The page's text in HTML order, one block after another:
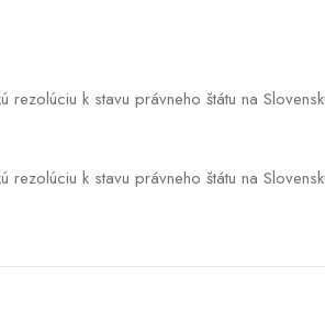
k stavu právneho štátu na
k stavu právneho štátu na